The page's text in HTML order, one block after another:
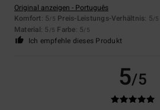
Original anzeigen - Português
Komfort: 5/5 Preis-Leistungs-Verhältnis: 5/5
Material: 5 /5 Farbe: 5/5
Ich empfehle dieses Produkt
5/5